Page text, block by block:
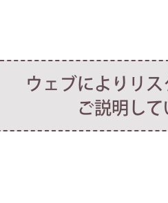
ウェブによりリ
ご説明し